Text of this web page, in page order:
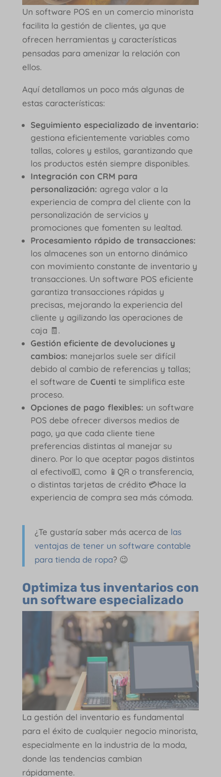
Un software POS en un comercio minorista
facilita la gestión de clientes, ya que
ofrecen herramientas y características
pensadas para amenizar la relación con
ellos.
Aquí detallamos un poco más algunas de
estas características:
Seguimiento especializado de inventario:
gestiona eficientemente variables como
tallas, colores y estilos, garantizando que
los productos estén siempre disponibles.
Integración con CRM para
personalización: agrega valor a la
experiencia de compra del cliente con la
personalización de servicios y
promociones que fomenten su lealtad.
Procesamiento rápido de transacciones:
los almacenes son un entorno dinámico
con movimiento constante de inventario y
transacciones. Un software POS eficiente
garantiza transacciones rápidas y
precisas, mejorando la experiencia del
cliente y agilizando las operaciones de
caja 🧾.
Gestión eficiente de devoluciones y
cambios: manejarlos suele ser difícil
debido al cambio de referencias y tallas;
el software de Cuenti te simplifica este
proceso.
Opciones de pago flexibles: un software
POS debe ofrecer diversos medios de
pago, ya que cada cliente tiene
preferencias distintas al manejar su
dinero. Por lo que aceptar pagos distintos
al efectivo💵, como 📱QR o transferencia,
o distintas tarjetas de crédito 💳hace la
experiencia de compra sea más cómoda.
¿Te gustaría saber más acerca de las
ventajas de tener un software contable
para tienda de ropa? 😉
Optimiza tus inventarios con
un software especializado
La gestión del inventario es fundamental
para el éxito de cualquier negocio minorista,
especialmente en la industria de la moda,
donde las tendencias cambian
rápidamente.